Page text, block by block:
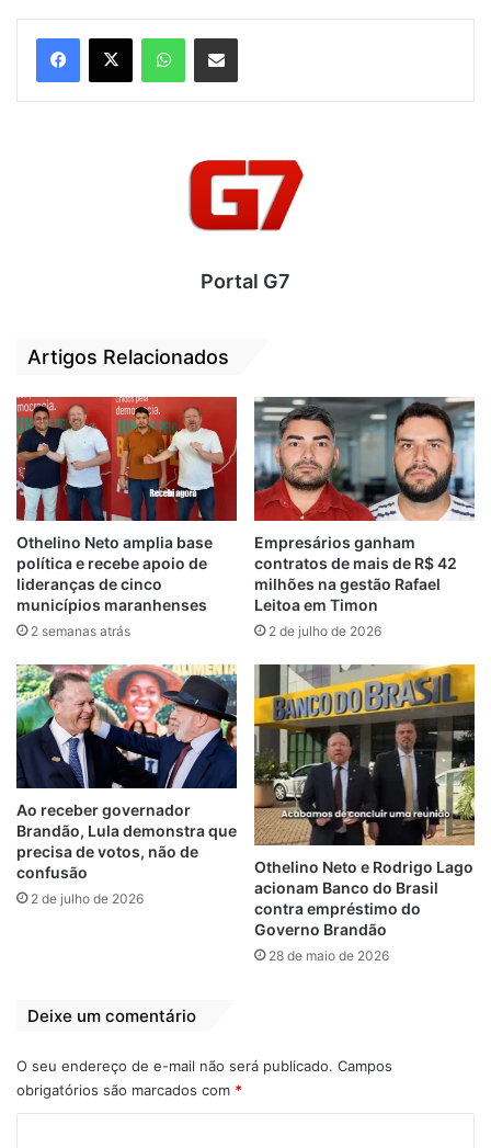
“Vamos criar juntos um sermão” e até “Me
empresta seu cartão de crédito?” aparecem
nos prints, que rapidamente viralizaram.
Mensagem encaminhada pelo pastor Eric Karley a Jovem obtidas
De acordo com fontes próximas à liderança
da igreja, Eric Karley é casado há mais de
cinco anos e tem uma filha. O suposto
“namoro virtual” teria começado há meses,
Portal G7
Artigos Relacionados
Othelino Neto amplia base
política e recebe apoio de
lideranças de cinco
municípios maranhenses
2 semanas atrás
Empresários ganham
contratos de mais de R$ 42
milhões na gestão Rafael
Leitoa em Timon
2 de julho de 2026
Ao receber governador
Brandão, Lula demonstra que
precisa de votos, não de
confusão
2 de julho de 2026
Othelino Neto e Rodrigo Lago
acionam Banco do Brasil
contra empréstimo do
Governo Brandão
28 de maio de 2026
Deixe um comentário
O seu endereço de e-mail não será publicado. Campos
obrigatórios são marcados com *